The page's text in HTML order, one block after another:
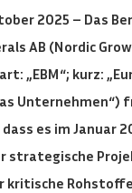
2025 – Das
AB (Nordic
„EBM“; kurz:
Unternehmen“)
es im Januar
strategische
kritische Rohstoffe